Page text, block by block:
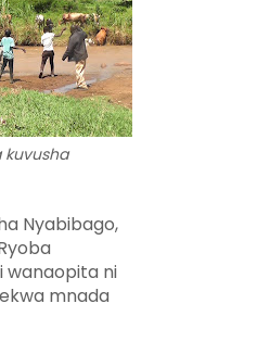
kuvusha
Nyabibago,
wanaopita ni
mnada